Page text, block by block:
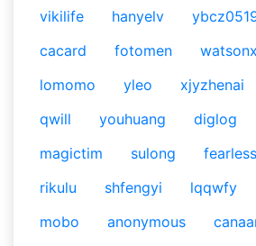
vikilife
hanyelv
cacard
fotomen
lomomo
yleo xjyzhenai
qwill
youhuang diglog
magictim
sulong fearless
rikulu
shfengyi lqqwfy
mobo
anonymous